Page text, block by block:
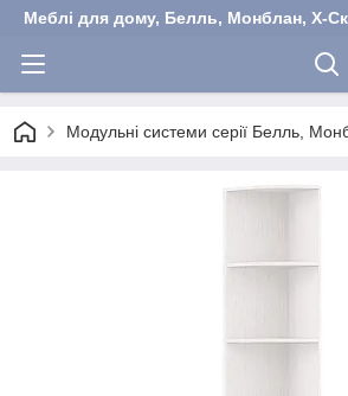
Меблі для дому, Белль, Монблан, Х-
Модульні системи серії Белль,